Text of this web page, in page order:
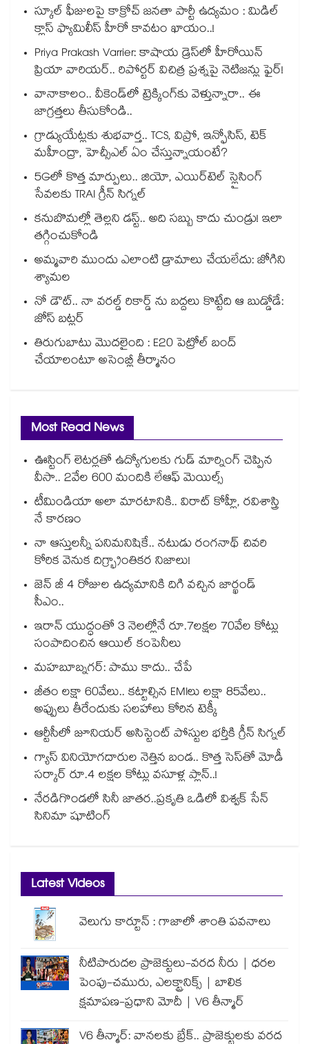
స్కూల్ ఫీజులపై కాక్రోచ్ జనతా పార్టీ ఉద్యమం : మిడిల్
క్లాస్ ఫ్యామిలీస్ హీరో కావటం ఖాయం..!
Priya Prakash Varrier: కాషాయ డ్రెస్⁭లో హీరోయిన్
ప్రియా వారియర్.. రిపోర్టర్ విచిత్ర ప్రశ్నపై నెటిజన్లు ఫైర్!
వానాకాలం.. వీకెండ్‏లో ట్రెక్కింగ్‎కు వెళ్తున్నారా.. ఈ
జాగ్రత్తలు తీసుకోండి..
గ్రాడ్యుయేట్లకు శుభవార్త.. TCS, విప్రో, ఇన్ఫోసిస్, టెక్
మహీంద్రా, హెచ్సీఎల్ ఏం చేస్తున్నాయంటే?
5Gలో కొత్త మార్పులు.. జియో, ఎయిర్‌టెల్ స్లైసింగ్
సేవలకు TRAI గ్రీన్ సిగ్నల్
కనుబొమల్లో తెల్లని డస్ట్.. అది సబ్బు కాదు చుండ్రు! ఇలా
తగ్గించుకోండి
అమ్మవారి ముందు ఎలాంటి డ్రామాలు చేయలేదు: జోగిని
శ్యామల
నో డౌట్.. నా వరల్డ్ రికార్డ్ ను బద్దలు కొట్టేది ఆ బుడ్డోడే:
జోస్ బట్లర్
తిరుగుబాటు మొదలైంది : E20 పెట్రోల్ బంద్
చేయాలంటూ అసెంబ్లీ తీర్మానం
Most Read News
ఊస్టింగ్ లెటర్లతో ఉద్యోగులకు గుడ్ మార్నింగ్ చెప్పిన
వీసా.. 2వేల 600 మందికి లేఆఫ్ మెయిల్స్
టీమిండియా అలా మారటానికి.. విరాట్ కోహ్లీ, రవిశాస్త్రి
నే కారణం
నా ఆస్తులన్నీ పనిమనిషికే.. నటుడు రంగనాథ్ చివరి
కోరిక వెనుక దిగ్భ్రాంతికర నిజాలు!
జెన్ జీ 4 రోజుల ఉద్యమానికి దిగి వచ్చిన జార్ఖండ్
సీఎం..
ఇరాన్ యుద్ధంతో 3 నెలల్లోనే రూ.7లక్షల 70వేల కోట్లు
సంపాదించిన ఆయిల్ కంపెనీలు
మహబూబ్నగర్: పాము కాదు.. చేపే
జీతం లక్షా 60వేలు.. కట్టాల్సిన EMIలు లక్షా 85వేలు..
అప్పులు తీరేందుకు సలహాలు కోరిన టెక్కీ
ఆర్టీసీలో జూనియర్ అసిస్టెంట్‌‌ పోస్టుల భర్తీకి గ్రీన్‌‌ సిగ్నల్
గ్యాస్ వినియోగదారుల నెత్తిన బండ.. కొత్త సెస్‌తో మోడీ
సర్కార్ రూ.4 లక్షల కోట్లు వసూళ్ల ప్లాన్..!
నేరడిగొండలో సినీ జాతర..ప్రకృతి ఒడిలో విశ్వక్ సేన్
సినిమా షూటింగ్
Latest Videos
వెలుగు కార్టూన్ : గాజాలో శాంతి పవనాలు
నీటిపారుదల ప్రాజెక్టులు-వరద నీరు | ధరల
పెంపు-చమురు, ఎలక్ట్రానిక్స్ | బాలిక
క్షమాపణ-ప్రధాని మోదీ | V6 తీన్మార్
V6 తీన్మార్: వానలకు బ్రేక్.. ప్రాజెక్టులకు వరద